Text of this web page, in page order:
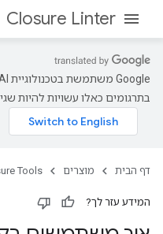
Closure Linter
בתרגומים כאלו עשויות להיות
דף הבית מוצרים Tools
המידע עזר לך?